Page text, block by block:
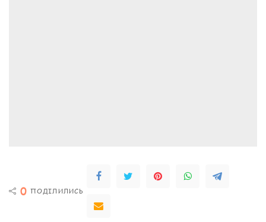
0 ПОДІЛИЛИСЬ